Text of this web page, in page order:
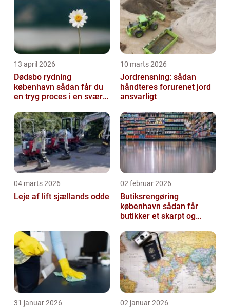
13 april 2026
Dødsbo rydning
københavn sådan får du
en tryg proces i en svær
10 marts 2026
Jordrensning: sådan
håndteres forurenet jord
ansvarligt
04 marts 2026
Leje af lift sjællands odde
02 februar 2026
Butiksrengøring
københavn sådan får
butikker et skarpt og
31 januar 2026 02 januar 2026